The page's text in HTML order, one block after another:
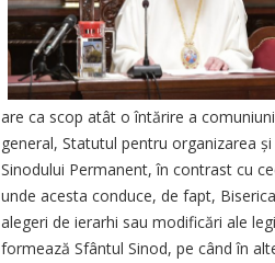
are ca scop atât o întărire a
general, Statutul pentru organizarea
Sinodului Permanent, în contrast cu
unde acesta conduce, de fapt,
alegeri de ierarhi sau modificări ale
formează Sfântul Sinod, pe când în